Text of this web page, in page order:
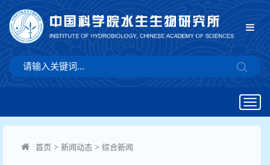
首页 > 新闻动态 > 综合新闻